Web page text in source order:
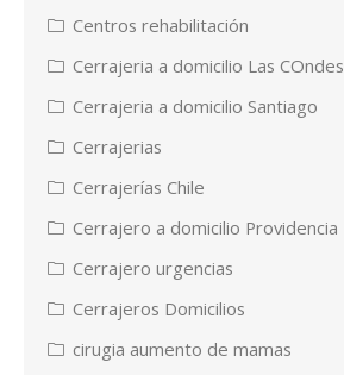
Centros rehabilitación
Cerrajeria a domicilio Las COndes
Cerrajeria a domicilio Santiago
Cerrajerias
Cerrajerías Chile
Cerrajero a domicilio Providencia
Cerrajero urgencias
Cerrajeros Domicilios
cirugia aumento de mamas